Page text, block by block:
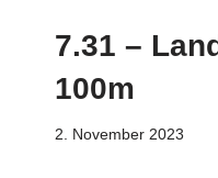
7.31 –
100m
2. November 2023